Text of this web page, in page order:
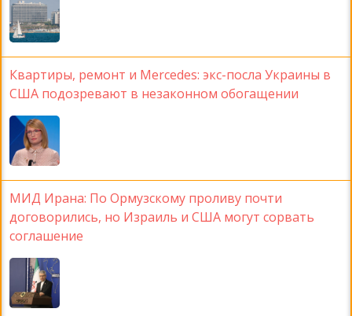
Квартиры, ремонт и Mercedes: экс-посла Украины в
США подозревают в незаконном обогащении
МИД Ирана: По Ормузскому проливу почти
договорились, но Израиль и США могут сорвать
соглашение